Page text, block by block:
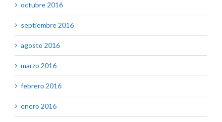
octubre 2016
septiembre 2016
agosto 2016
marzo 2016
febrero 2016
enero 2016